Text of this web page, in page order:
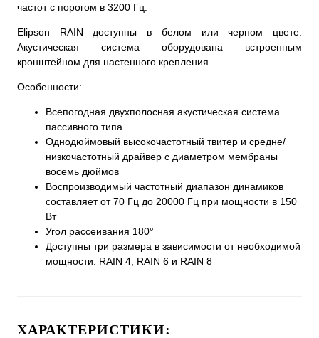
частот с порогом в 3200 Гц.
Elipson RAIN доступны в белом или черном цвете.
Акустическая система оборудована встроенным
кронштейном для настенного крепления.
Особенности:
Всепогодная двухполосная акустическая система
пассивного типа
Однодюймовый высокочастотный твитер и средне/
низкочастотный драйвер с диаметром мембраны
восемь дюймов
Воспроизводимый частотный диапазон динамиков
составляет от 70 Гц до 20000 Гц при мощности в 150
Вт
Угол рассеивания 180°
Доступны три размера в зависимости от необходимой
мощности: RAIN 4, RAIN 6 и RAIN 8
ХАРАКТЕРИСТИКИ: